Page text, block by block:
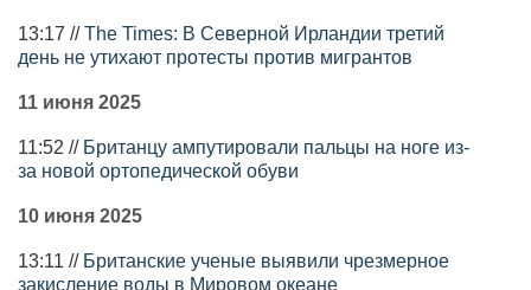
13:17 //The Times: В Северной Ирландии третий
день не утихают протесты против мигрантов
11 июня 2025
11:52 // Британцу ампутировали пальцы на ноге из-
за новой ортопедической обуви
10 июня 2025
13:11 // Британские ученые выявили чрезмерное
закисление воды в Мировом океане